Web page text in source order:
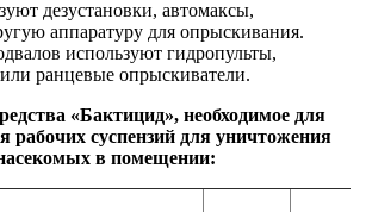
дезустановки, автомаксы,
аппаратуру для опрыскивания.
используют гидропульты,
ранцевые опрыскиватели.
«Бактицид», необходимое для
рабочих суспензий для уничтожения
в помещении: